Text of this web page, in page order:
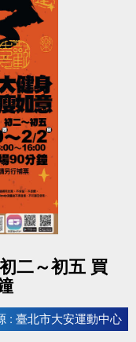
二～初五 買
: 臺北市大安運動中心